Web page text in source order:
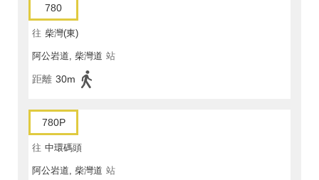
780
往 柴灣(東)
阿公岩道, 柴灣道 站
距離 30m
780P
往 中環碼頭
阿公岩道, 柴灣道 站